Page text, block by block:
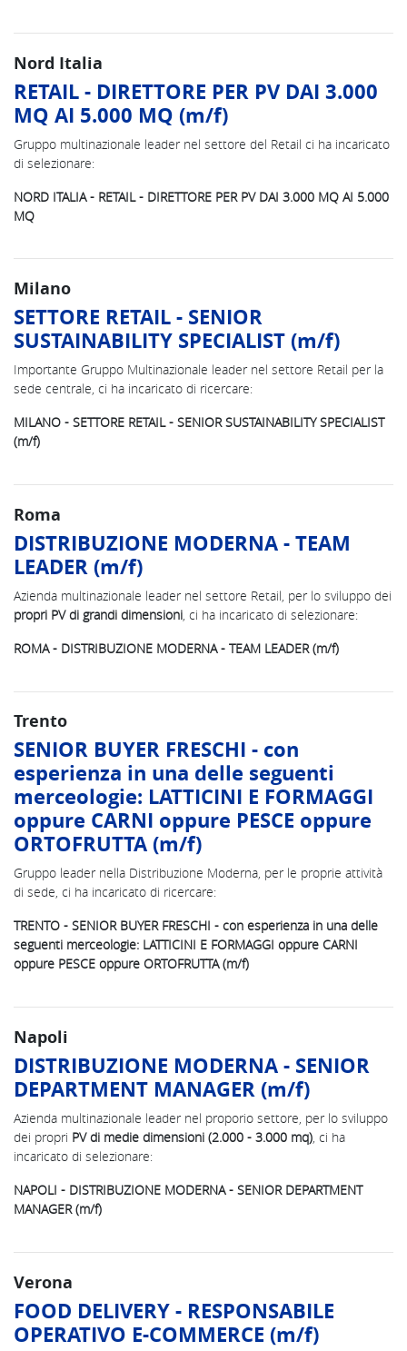
Nord Italia
RETAIL - DIRETTORE PER PV DAI 3.000
MQ AI 5.000 MQ (m/f)
Gruppo multinazionale leader nel settore del Retail ci ha incaricato
di selezionare:
NORD ITALIA - RETAIL - DIRETTORE PER PV DAI 3.000 MQ AI 5.000
MQ
Milano
SETTORE RETAIL - SENIOR
SUSTAINABILITY SPECIALIST (m/f)
Importante Gruppo Multinazionale leader nel settore Retail per la
sede centrale, ci ha incaricato di ricercare:
MILANO - SETTORE RETAIL - SENIOR SUSTAINABILITY SPECIALIST
(m/f)
Roma
DISTRIBUZIONE MODERNA - TEAM
LEADER (m/f)
Azienda multinazionale leader nel settore Retail, per lo sviluppo dei
propri PV di grandi dimensioni, ci ha incaricato di selezionare:
ROMA - DISTRIBUZIONE MODERNA - TEAM LEADER (m/f)
Trento
SENIOR BUYER FRESCHI - con
esperienza in una delle seguenti
merceologie: LATTICINI E FORMAGGI
oppure CARNI oppure PESCE oppure
ORTOFRUTTA (m/f)
Gruppo leader nella Distribuzione Moderna, per le proprie attività
di sede, ci ha incaricato di ricercare:
TRENTO - SENIOR BUYER FRESCHI - con esperienza in una delle
seguenti merceologie: LATTICINI E FORMAGGI oppure CARNI
oppure PESCE oppure ORTOFRUTTA (m/f)
Napoli
DISTRIBUZIONE MODERNA - SENIOR
DEPARTMENT MANAGER (m/f)
Azienda multinazionale leader nel proporio settore, per lo sviluppo
dei propri PV di medie dimensioni (2.000 - 3.000 mq), ci ha
incaricato di selezionare:
NAPOLI - DISTRIBUZIONE MODERNA - SENIOR DEPARTMENT
MANAGER (m/f)
Verona
FOOD DELIVERY - RESPONSABILE
OPERATIVO E-COMMERCE (m/f)